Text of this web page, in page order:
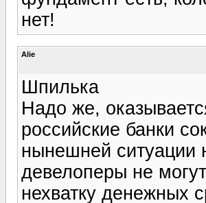
нет!
Alie
Шпилька
Надо же,
российские банки
нынешней ситуации
девелоперы не
нехватку денежных